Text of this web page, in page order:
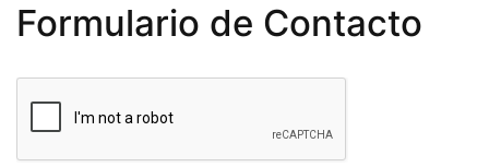
Formulario de Contacto